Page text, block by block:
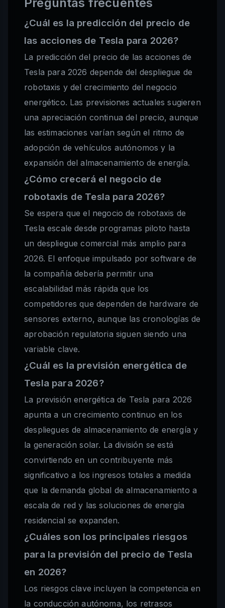
¿Cuál es la predicción del precio de
las acciones de Tesla para 2026?
La predicción del precio de las acciones de
Tesla para 2026 depende del despliegue de
robotaxis y del crecimiento del negocio
energético. Las previsiones actuales sugieren
una apreciación continua del precio, aunque
las estimaciones varían según el ritmo de
adopción de vehículos autónomos y la
expansión del almacenamiento de energía.
¿Cómo crecerá el negocio de
robotaxis de Tesla para 2026?
Se espera que el negocio de robotaxis de
Tesla escale desde programas piloto hasta
un despliegue comercial más amplio para
2026. El enfoque impulsado por software de
la compañía debería permitir una
escalabilidad más rápida que los
competidores que dependen de hardware de
sensores externo, aunque las cronologías de
aprobación regulatoria siguen siendo una
variable clave.
¿Cuál es la previsión energética de
Tesla para 2026?
La previsión energética de Tesla para 2026
apunta a un crecimiento continuo en los
despliegues de almacenamiento de energía y
la generación solar. La división se está
convirtiendo en un contribuyente más
significativo a los ingresos totales a medida
que la demanda global de almacenamiento a
escala de red y las soluciones de energía
residencial se expanden.
¿Cuáles son los principales riesgos
para la previsión del precio de Tesla
en 2026?
Los riesgos clave incluyen la competencia en
la conducción autónoma, los retrasos